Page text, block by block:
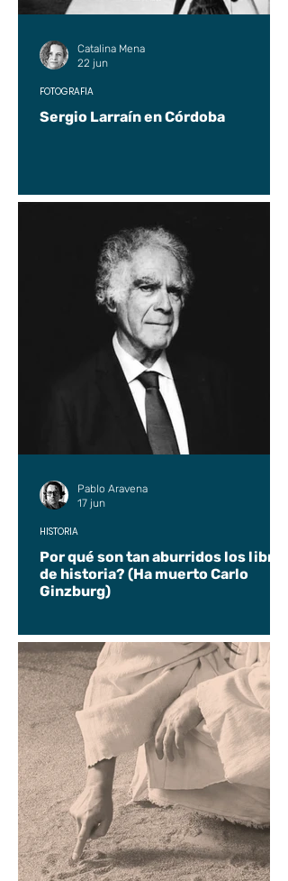
Sergio Larraín en Córdoba
FOTOGRAFÍA
Catalina Mena
22 jun
Por qué son tan aburridos los libros
de historia? (Ha muerto Carlo
Ginzburg)
HISTORIA
Pablo Aravena
17 jun